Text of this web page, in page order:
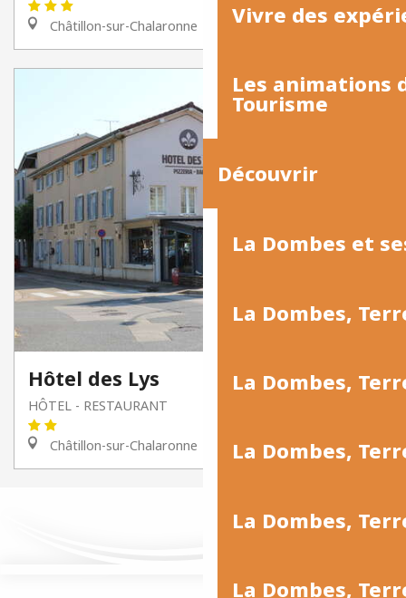
Vivre des
Les animations
Tourisme
Découvrir
La Dombes et
La Dombes,
La Dombes,
La Dombes,
La Dombes,
La Dombes,
Châtillon-sur-Chalaronne
Hôtel des Lys
HÔTEL - RESTAURANT
Châtillon-sur-Chalaronne